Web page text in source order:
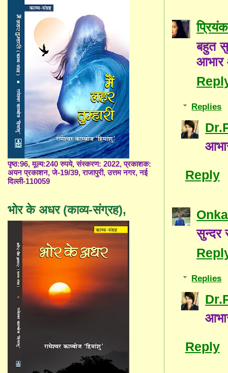
बहुत
आभार
Replies
Reply
सुन्दर
Replies
Reply
पृष्ठ:96, मूल्य:240 रुपये, संस्करण: 2022, प्रकाशक:
अयन प्रकाशन, जे-19/39, राजापुरी, उत्तम नगर, नई
दिल्ली-110059
भोर के अधर (काव्य-संग्रह),